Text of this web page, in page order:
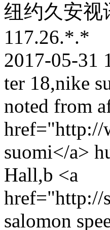
纽约久安
117.26.*.*
2017-05-31
ter 18,nike
noted from
href="http://
suomi</a>
Hall,b <a
href="http://
salomon